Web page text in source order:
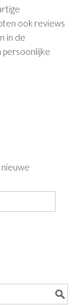
ook reviews
in de
persoonlijke